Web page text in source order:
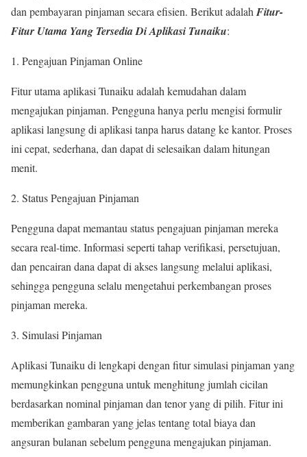
dan pembayaran pinjaman secara efisien. Berikut adalah Fitur-
Fitur Utama Yang Tersedia Di Aplikasi Tunaiku:
Pengajuan Pinjaman Online
Fitur utama aplikasi Tunaiku adalah kemudahan dalam
mengajukan pinjaman. Pengguna hanya perlu mengisi formulir
aplikasi langsung di aplikasi tanpa harus datang ke kantor. Proses
ini cepat, sederhana, dan dapat di selesaikan dalam hitungan
menit.
Status Pengajuan Pinjaman
Pengguna dapat memantau status pengajuan pinjaman mereka
secara real-time. Informasi seperti tahap verifikasi, persetujuan,
dan pencairan dana dapat di akses langsung melalui aplikasi,
sehingga pengguna selalu mengetahui perkembangan proses
pinjaman mereka.
Simulasi Pinjaman
Aplikasi Tunaiku di lengkapi dengan fitur simulasi pinjaman yang
memungkinkan pengguna untuk menghitung jumlah cicilan
berdasarkan nominal pinjaman dan tenor yang di pilih. Fitur ini
memberikan gambaran yang jelas tentang total biaya dan
angsuran bulanan sebelum pengguna mengajukan pinjaman.